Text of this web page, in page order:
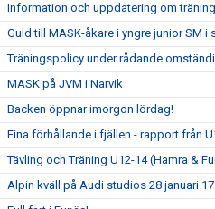
Information och uppdatering om
Guld till MASK-åkare i yngre junior SM i
Träningspolicy under rådande
MASK på JVM i Narvik
Backen öppnar imorgon lördag!
Fina förhållande i fjällen - rapport från
Tävling och Träning U12-14 (Hamra &
Alpin kväll på Audi studios 28 januari